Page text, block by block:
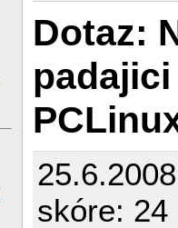
Dotaz:
skóre: